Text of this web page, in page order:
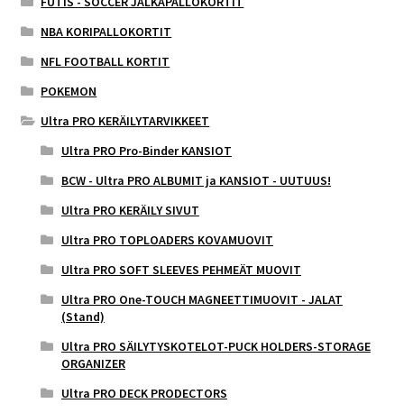
NBA KORIPALLOKORTIT
NFL FOOTBALL KORTIT
POKEMON
Ultra PRO KERÄILYTARVIKKEET
Ultra PRO Pro-Binder KANSIOT
BCW - Ultra PRO ALBUMIT ja KANSIOT - UUTUUS!
Ultra PRO KERÄILY SIVUT
Ultra PRO TOPLOADERS KOVAMUOVIT
Ultra PRO SOFT SLEEVES PEHMEÄT MUOVIT
Ultra PRO One-TOUCH MAGNEETTIMUOVIT - JALAT
(Stand)
Ultra PRO SÄILYTYSKOTELOT-PUCK HOLDERS-STORAGE
ORGANIZER
Ultra PRO DECK PRODECTORS